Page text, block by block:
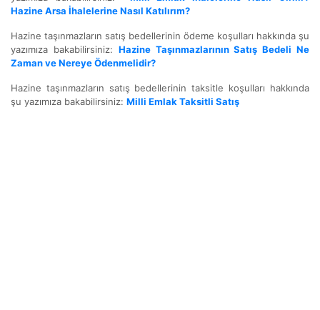
Hazine Arsa İhalelerine Nasıl Katılırım?
Hazine taşınmazların satış bedellerinin ödeme koşulları hakkında şu
yazımıza bakabilirsiniz: Hazine Taşınmazlarının Satış Bedeli Ne
Zaman ve Nereye Ödenmelidir?
Hazine taşınmazların satış bedellerinin taksitle koşulları hakkında
şu yazımıza bakabilirsiniz: Milli Emlak Taksitli Satış